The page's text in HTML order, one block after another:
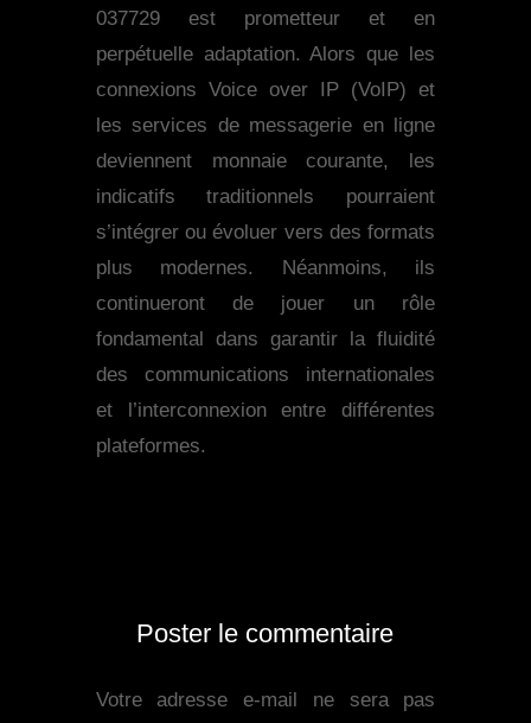
037729 est prometteur et en
perpétuelle adaptation. Alors que les
connexions Voice over IP (VoIP) et
les services de messagerie en ligne
deviennent monnaie courante, les
indicatifs traditionnels pourraient
s’intégrer ou évoluer vers des formats
plus modernes. Néanmoins, ils
continueront de jouer un rôle
fondamental dans garantir la fluidité
des communications internationales
et l’interconnexion entre différentes
plateformes.
Poster le commentaire
Votre adresse e-mail ne sera pas